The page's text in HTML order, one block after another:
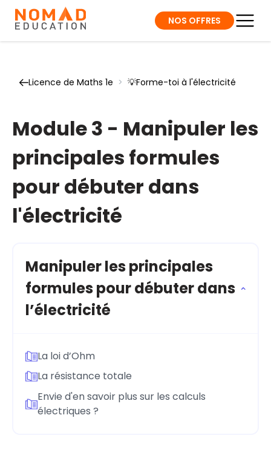
NOS OFFRES
Licence de Maths 1e > 💡Forme-toi à l'électricité
Module 3 - Manipuler les
principales formules
pour débuter dans
l'électricité
Manipuler les principales
formules pour débuter dans
l’électricité
La loi d’Ohm
La résistance totale
Envie d'en savoir plus sur les calculs
électriques ?